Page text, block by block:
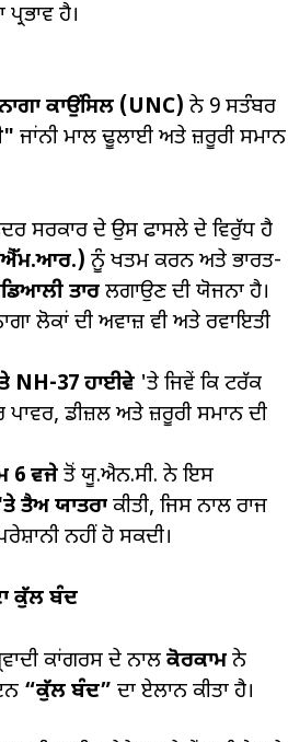
ਹੈ।
ਕਾਉਂਸਿਲ (UNC) ਨੇ 9 ਸਤੰਬਰ
ਜਾਂਨੀ ਮਾਲ ਢੂਲਾਈ ਅਤੇ ਜ਼ਰੂਰੀ ਸਮਾਨ
ਸਰਕਾਰ ਦੇ ਉਸ ਫਾਸਲੇ ਦੇ ਵਿਰੁੱਧ ਹੈ
ਨੂੰ ਖਤਮ ਕਰਨ ਅਤੇ ਭਾਰਤ-
ਤਾਰ ਲਗਾਉਣ ਦੀ ਯੋਜਨਾ ਹੈ।
ਲੋਕਾਂ ਦੀ ਅਵਾਜ਼ ਵੀ ਅਤੇ ਰਵਾਇਤੀ
NH-37 ਹਾਈਵੇ 'ਤੇ ਜਿਵੇਂ ਕਿ ਟਰੱਕ
ਪਾਵਰ, ਡੀਜ਼ਲ ਅਤੇ ਜ਼ਰੂਰੀ ਸਮਾਨ ਦੀ
6 ਵਜੇ ਤੋਂ ਯੂ.ਐਨ.ਸੀ. ਨੇ ਇਸ
ਤੈਅ ਯਾਤਰਾ ਕੀਤੀ, ਜਿਸ ਨਾਲ ਰਾਜ
ਨਹੀਂ ਹੋ ਸਕਦੀ।
ਕੁੱਲ ਬੰਦ
ਕਾਂਗਰਸ ਦੇ ਨਾਲ ਕੋਰਕਾਮ ਨੇ
“ਕੁੱਲ ਬੰਦ” ਦਾ ਏਲਾਨ ਕੀਤਾ ਹੈ।